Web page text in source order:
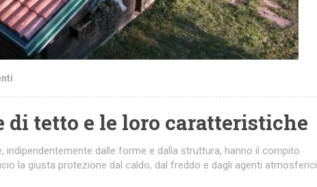
di tetto e le loro caratteristiche
indipendentemente dalle forme e dalla struttura, hanno il compito
la giusta protezione dal caldo, dal freddo e dagli agenti atmosferici